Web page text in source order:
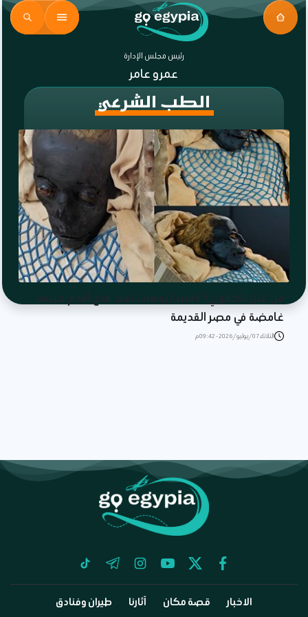
رئيس مجلس الإدارة
عمرو عامر
الطب الشرعي
من قتل تاكابوتي؟ 3سيناريوهات تعيد فتح أقدم جريمة
غامضة في مصر القديمة
الثلاثاء 07/يوليو/2026 - 09:42 م
facebook
twitter
youtube
instagram
telegram
tiktok
الاخبار قصة مكان آثارنا طيران وفنادق